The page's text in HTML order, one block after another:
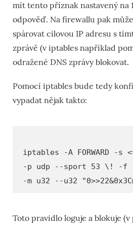
mít tento příznak nastavený na
odpověď. Na firewallu pak
spárovat cílovou IP adresu s
zprávě (v iptables například
odražené DNS zprávy blokovat.
Pomocí iptables bude tedy
vypadat nějak takto:
iptables -A FORWARD -s
-p udp --sport 53 \! -f
-m u32 --u32
Toto pravidlo loguje a blokuje